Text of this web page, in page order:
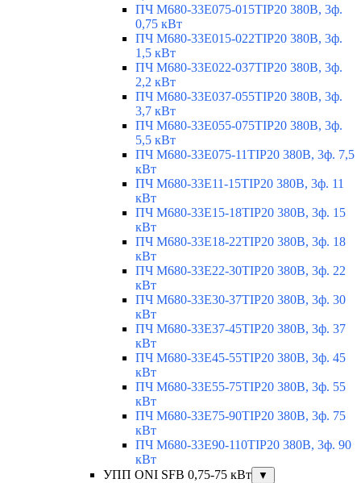
ПЧ M680-33E075-015TIP20 380В, 3ф.
0,75 кВт
ПЧ M680-33E015-022TIP20 380В, 3ф.
1,5 кВт
ПЧ M680-33E022-037TIP20 380В, 3ф.
2,2 кВт
ПЧ M680-33E037-055TIP20 380В, 3ф.
3,7 кВт
ПЧ M680-33E055-075TIP20 380В, 3ф.
5,5 кВт
ПЧ M680-33E075-11TIP20 380В, 3ф. 7,5
кВт
ПЧ M680-33E11-15TIP20 380В, 3ф. 11
кВт
ПЧ M680-33E15-18TIP20 380В, 3ф. 15
кВт
ПЧ M680-33E18-22TIP20 380В, 3ф. 18
кВт
ПЧ M680-33E22-30TIP20 380В, 3ф. 22
кВт
ПЧ M680-33E30-37TIP20 380В, 3ф. 30
кВт
ПЧ M680-33E37-45TIP20 380В, 3ф. 37
кВт
ПЧ M680-33E45-55TIP20 380В, 3ф. 45
кВт
ПЧ M680-33E55-75TIP20 380В, 3ф. 55
кВт
ПЧ M680-33E75-90TIP20 380В, 3ф. 75
кВт
ПЧ M680-33E90-110TIP20 380В, 3ф. 90
кВт
УПП ONI SFB 0,75-75 кВт
▼